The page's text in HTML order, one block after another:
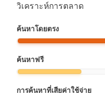
วิเคราะห์การตลาด
ค้นหาโดยตรง
ค้นหาฟรี
การค้นหาที่เสียค่าใช้จ่าย